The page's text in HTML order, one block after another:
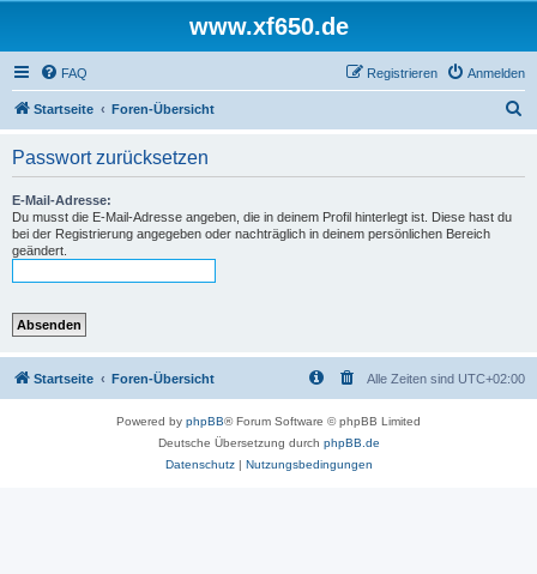
www.xf650.de
FAQ Anmelden
Registrieren
Startseite Foren-Übersicht
Passwort zurücksetzen
E-Mail-Adresse:
Du musst die E-Mail-Adresse angeben, die in deinem Profil hinterlegt ist. Diese hast du
bei der Registrierung angegeben oder nachträglich in deinem persönlichen Bereich
geändert.
Startseite Foren-Übersicht Alle Zeiten sind UTC+02:00
Powered by phpBB® Forum Software © phpBB Limited
Deutsche Übersetzung durch phpBB.de
Datenschutz| Nutzungsbedingungen